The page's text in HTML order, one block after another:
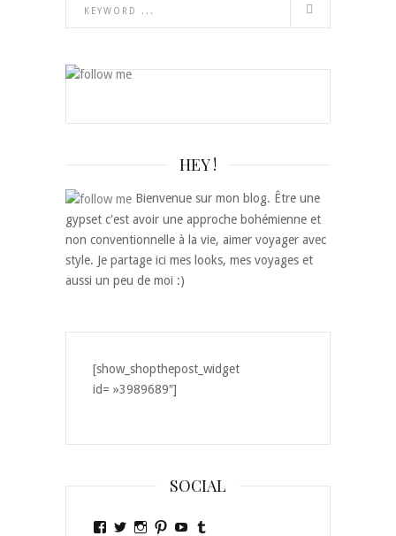
HEY !
Bienvenue sur mon blog. Être une
gypset c'est avoir une approche bohémienne et
non conventionnelle à la vie, aimer voyager avec
style. Je partage ici mes looks, mes voyages et
aussi un peu de moi :)
[show_shopthepost_widget
id= »3989689″]
SOCIAL
VoirVoirVoirVoirVoir